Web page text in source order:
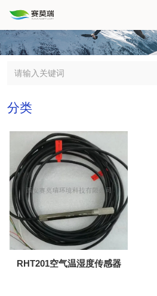
分类
RHT201空气温湿度传感器